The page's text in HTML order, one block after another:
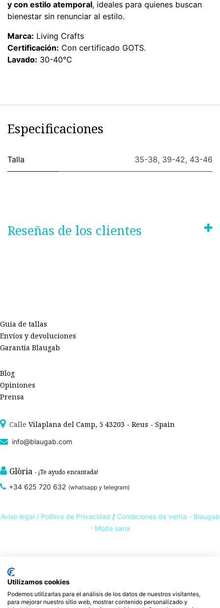
y con estilo atemporal, ideales para quienes buscan
bienestar sin renunciar al estilo.
Marca: Living Crafts
Certificación: Con certificado GOTS.
Lavado: 30-40°C
Especificaciones
Talla 35-38, 39-42, 43-46
Reseñas de los clientes
Guía de tallas
Envíos y devoluciones
Garantía Blaugab
Blog
Opiniones
Prensa
Calle Vilaplana del Camp, 5 43203 - Reus - Spain
info@blaugab.com
Glòria - ¡Te ayudo encantada!
+34 625 720 632 (whatsapp y telegram)
Aviso legal / Polítiva de Privacidad / Condiciones de venta - Blaugab
- Moda sana
ropa interior de algodón orgánico,
sostenibles con certificado GOTS
Expertos en ropa para piel sensible, ropa para piel delicada y enfermedades
ambientales. Ropa interior sostenible.
Utilizamos cookies
Podemos utilizarlas para el análisis de los datos de nuestros visitantes,
para mejorar nuestro sitio web, mostrar contenido personalizado y